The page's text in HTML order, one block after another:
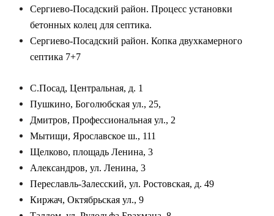
Сергиево-Посадский район. Процесс установки
бетонных колец для септика.
Сергиево-Посадский район. Копка двухкамерного
септика 7+7
С.Посад, Центральная, д. 1
Пушкино, Боголюбская ул., 25,
Дмитров, Профессиональная ул., 2
Мытищи, Ярославское ш., 111
Щелково, площадь Ленина, 3
Александров, ул. Ленина, 3
Переславль-Залесский, ул. Ростовская, д. 49
Киржач, Октябрьская ул., 9